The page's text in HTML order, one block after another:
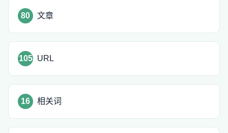
80 文章
105 URL
16 相关词